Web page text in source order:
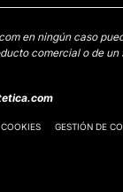
en ningún caso
comercial o de un
COOKIES GESTIÓN DE